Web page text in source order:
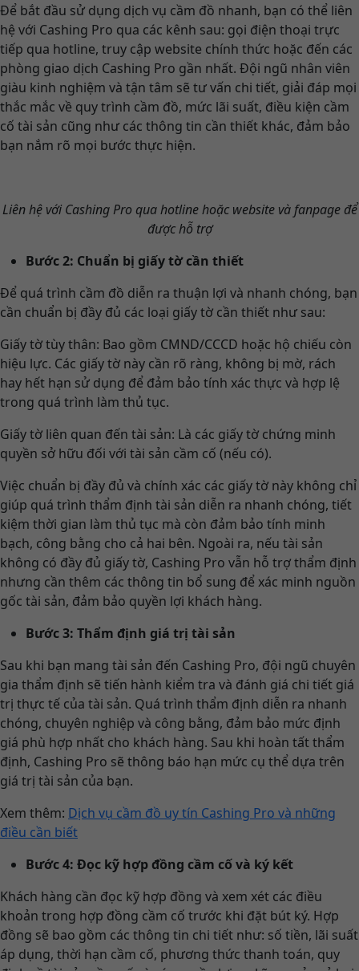
Để bắt đầu sử dụng dịch vụ cầm đồ nhanh, bạn có thể liên
hệ với Cashing Pro qua các kênh sau: gọi điện thoại trực
tiếp qua hotline, truy cập website chính thức hoặc đến các
phòng giao dịch Cashing Pro gần nhất. Đội ngũ nhân viên
giàu kinh nghiệm và tận tâm sẽ tư vấn chi tiết, giải đáp mọi
thắc mắc về quy trình cầm đồ, mức lãi suất, điều kiện cầm
cố tài sản cũng như các thông tin cần thiết khác, đảm bảo
bạn nắm rõ mọi bước thực hiện.
Liên hệ với Cashing Pro qua hotline hoặc website và fanpage để
được hỗ trợ
Bước 2: Chuẩn bị giấy tờ cần thiết
Để quá trình cầm đồ diễn ra thuận lợi và nhanh chóng, bạn
cần chuẩn bị đầy đủ các loại giấy tờ cần thiết như sau:
Giấy tờ tùy thân: Bao gồm CMND/CCCD hoặc hộ chiếu còn
hiệu lực. Các giấy tờ này cần rõ ràng, không bị mờ, rách
hay hết hạn sử dụng để đảm bảo tính xác thực và hợp lệ
trong quá trình làm thủ tục.
Giấy tờ liên quan đến tài sản: Là các giấy tờ chứng minh
quyền sở hữu đối với tài sản cầm cố (nếu có).
Việc chuẩn bị đầy đủ và chính xác các giấy tờ này không chỉ
giúp quá trình thẩm định tài sản diễn ra nhanh chóng, tiết
kiệm thời gian làm thủ tục mà còn đảm bảo tính minh
bạch, công bằng cho cả hai bên. Ngoài ra, nếu tài sản
không có đầy đủ giấy tờ, Cashing Pro vẫn hỗ trợ thẩm định
nhưng cần thêm các thông tin bổ sung để xác minh nguồn
gốc tài sản, đảm bảo quyền lợi khách hàng.
Bước 3: Thẩm định giá trị tài sản
Sau khi bạn mang tài sản đến Cashing Pro, đội ngũ chuyên
gia thẩm định sẽ tiến hành kiểm tra và đánh giá chi tiết giá
trị thực tế của tài sản. Quá trình thẩm định diễn ra nhanh
chóng, chuyên nghiệp và công bằng, đảm bảo mức định
giá phù hợp nhất cho khách hàng. Sau khi hoàn tất thẩm
định, Cashing Pro sẽ thông báo hạn mức cụ thể dựa trên
giá trị tài sản của bạn.
Xem thêm: Dịch vụ cầm đồ uy tín Cashing Pro và những
điều cần biết
Bước 4: Đọc kỹ hợp đồng cầm cố và ký kết
Khách hàng cần đọc kỹ hợp đồng và xem xét các điều
khoản trong hợp đồng cầm cố trước khi đặt bút ký. Hợp
đồng sẽ bao gồm các thông tin chi tiết như: số tiền, lãi suất
áp dụng, thời hạn cầm cố, phương thức thanh toán, quy